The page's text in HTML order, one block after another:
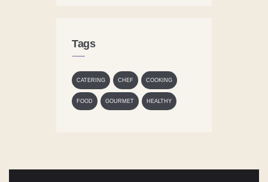
Tags
CATERING CHEF COOKING
FOOD GOURMET HEALTHY